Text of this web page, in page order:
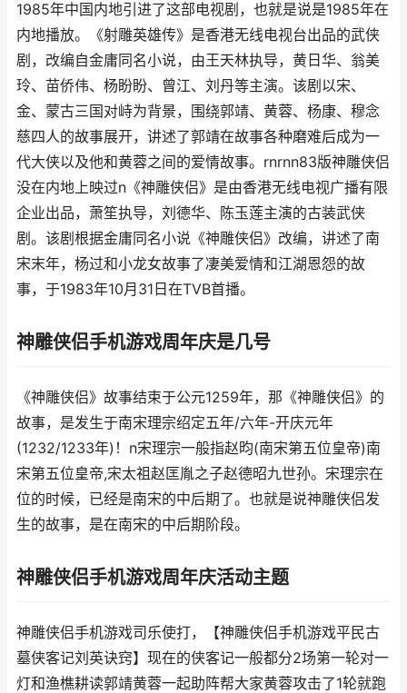
1985年中国内地引进了这部电视剧，也就是说是1985年在
内地播放。《射雕英雄传》是香港无线电视台出品的武侠
剧，改编自金庸同名小说，由王天林执导，黄日华、翁美
玲、苗侨伟、杨盼盼、曾江、刘丹等主演。该剧以宋、
金、蒙古三国对峙为背景，围绕郭靖、黄蓉、杨康、穆念
慈四人的故事展开，讲述了郭靖在故事各种磨难后成为一
代大侠以及他和黄蓉之间的爱情故事。rnrnn83版神雕侠侣
没在内地上映过n《神雕侠侣》是由香港无线电视广播有限
企业出品，萧笙执导，刘德华、陈玉莲主演的古装武侠
剧。该剧根据金庸同名小说《神雕侠侣》改编，讲述了南
宋末年，杨过和小龙女故事了凄美爱情和江湖恩怨的故
事，于1983年10月31日在TVB首播。
神雕侠侣手机游戏周年庆是几号
《神雕侠侣》故事结束于公元1259年，那《神雕侠侣》的
故事，是发生于南宋理宗绍定五年/六年-开庆元年
(1232/1233年)！n宋理宗一般指赵昀(南宋第五位皇帝)南
宋第五位皇帝,宋太祖赵匡胤之子赵德昭九世孙。宋理宗在
位的时候，已经是南宋的中后期了。也就是说神雕侠侣发
生的故事，是在南宋的中后期阶段。
神雕侠侣手机游戏周年庆活动主题
神雕侠侣手机游戏司乐使打，【神雕侠侣手机游戏平民古
墓侠客记刘英诀窍】现在的侠客记一般都分2场第一轮对一
灯和渔樵耕读郭靖黄蓉一起助阵帮大家黄蓉攻击了1轮就跑